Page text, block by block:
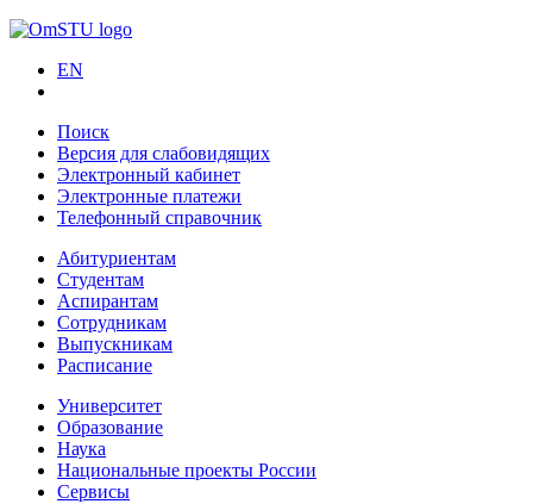
EN
Поиск
Версия для слабовидящих
Электронный кабинет
Электронные платежи
Телефонный справочник
Абитуриентам
Студентам
Аспирантам
Сотрудникам
Выпускникам
Расписание
Университет
Образование
Наука
Национальные проекты России
Сервисы